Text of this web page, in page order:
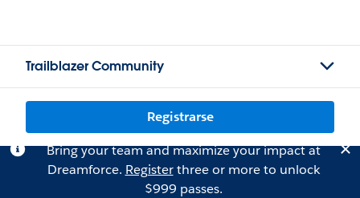
Trailblazer Community
Registrarse
Bring your team and maximize your impact at
Dreamforce. Registerthree or more to unlock
$999 passes.